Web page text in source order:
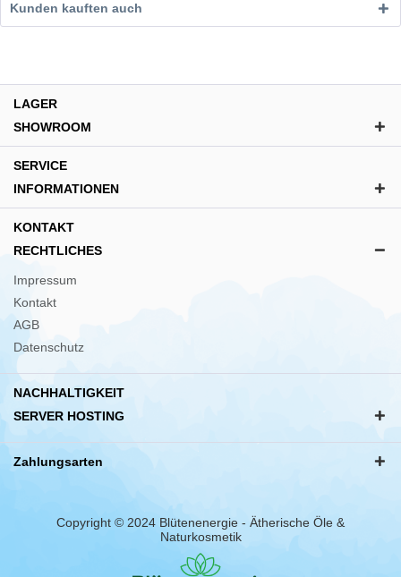
Kunden kauften auch
LAGER
SHOWROOM
SERVICE
INFORMATIONEN
KONTAKT
RECHTLICHES
Impressum
Kontakt
AGB
Datenschutz
NACHHALTIGKEIT
SERVER HOSTING
Zahlungsarten
Copyright © 2024 Blütenenergie - Ätherische Öle &
Naturkosmetik